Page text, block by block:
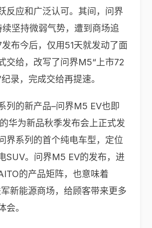
反应和广泛认可。其间，问界
坚持微弱气势，遭到商场追
布今后，仅用51天就发动了面
交给，改写了问界M5“上市72
录，完成交给再提速。
列的新产品–问界M5 EV也即
华为新品秋季发布会上正式发
界系列的首个纯电车型，定位
SUV。问界M5 EV的发布，进
的产品矩阵，也意味着
新能源商场，给顾客带来更多
会。